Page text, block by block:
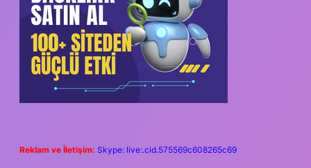
Reklam ve İletişim: Skype: live:.cid.575569c608265c69